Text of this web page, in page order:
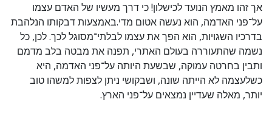
אך זהו מאמץ הנועד לכישלון! כי דרך מעשיו של האדם עצמו
על־פני האדמה, הוא נעשה אטום מדי.באמצעות דבקותו הנלהבת
בדרכיו השגויות, הוא הפך את עצמו לבלתי־מסוגל לכך. לכן, כל
נשמה שהתעוררה בעולם האתרי, תפנה את מבטה בלב מדמם
ותבין בחרטה עמוקה, שבשעת היותה על־פני האדמה, היא
כשלעצמה לא הייתה שונה, ושבקושי ניתן לצפות למשהו טוב
יותר, מאלה שעדיין נמצאים על־פני הארץ.